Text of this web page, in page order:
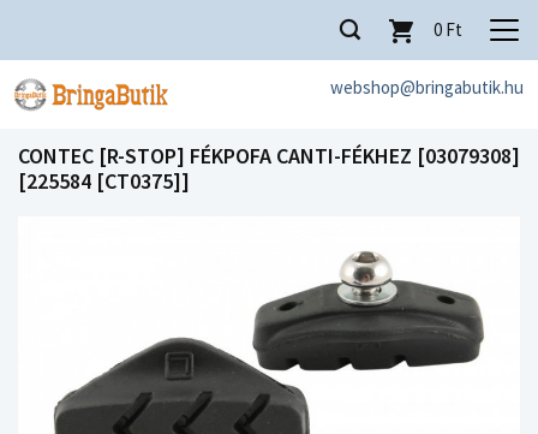
webshop@bringabutik.hu
0 Ft
CONTEC [R-STOP] FÉKPOFA CANTI-FÉKHEZ [03079308]
[225584 [CT0375]]